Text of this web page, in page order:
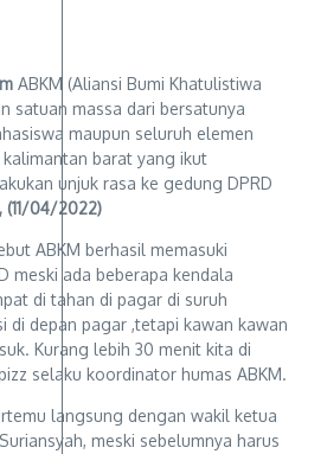
ABKM (Aliansi Bumi Khatulistiwa
satuan massa dari bersatunya
maupun seluruh elemen
barat yang ikut
unjuk rasa ke gedung DPRD
(11/04/2022)
ABKM berhasil memasuki
meski ada beberapa kendala
di tahan di pagar di suruh
di depan pagar ,tetapi kawan kawan
Kurang lebih 30 menit kita di
selaku koordinator humas ABKM.
langsung dengan wakil ketua
meski sebelumnya harus